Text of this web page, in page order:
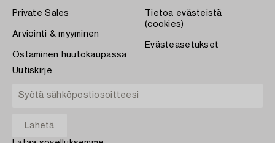
Private Sales
Arviointi & myyminen
Ostaminen huutokaupassa
Tietoa evästeistä
(cookies)
Evästeasetukset
Uutiskirje